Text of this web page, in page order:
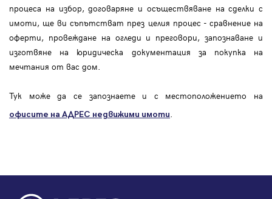
процеса на избор, договаряне и осъществяване на сделки с
имоти, ще ви съпътстват през целия процес - сравнение на
оферти, провеждане на огледи и преговори, запознаване и
изготвяне на юридическа документация за покупка на
мечтания от вас дом.
Тук може да се запознаете и с местоположението на
офисите на АДРЕС недвижими имоти